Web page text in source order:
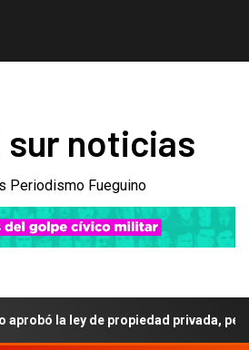
sur noticias
Periodismo Fueguino
ley de propiedad privada, pero el